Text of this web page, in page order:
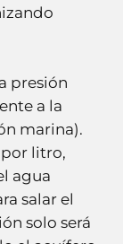
presión
a la
marina).
por litro,
agua
salar el
solo será